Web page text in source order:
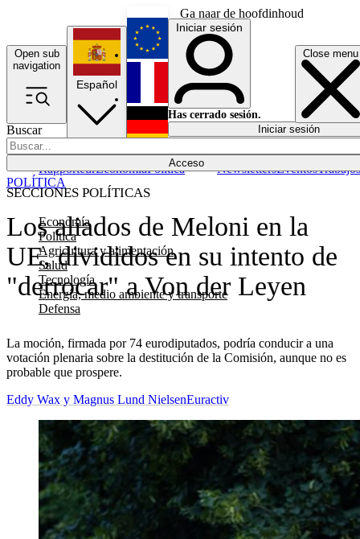
Ga naar de hoofdinhoud
Open sub
navigation
Close menu
Buscar
Acceso
SECCIONES POLÍTICAS
Economía
Política
Agricultura y alimentación
Salud
Tecnología
Energía, medio ambiente y transporte
Defensa
RapporteurEconomíaPolítica NewslettersEventosTrabajos
Español
English
Français
Iniciar sesión
Has cerrado sesión.
Iniciar sesión
Los aliados de Meloni en la
UE, divididos en su intento de
"derrocar" a Von der Leyen
La moción, firmada por 74 eurodiputados, podría conducir a una
votación plenaria sobre la destitución de la Comisión, aunque no es
probable que prospere.
POLÍTICA
Eddy Wax y Magnus Lund NielsenEuractiv